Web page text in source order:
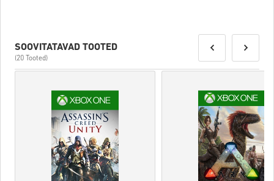
SOOVITATAVAD TOOTED
(20 Tooted)